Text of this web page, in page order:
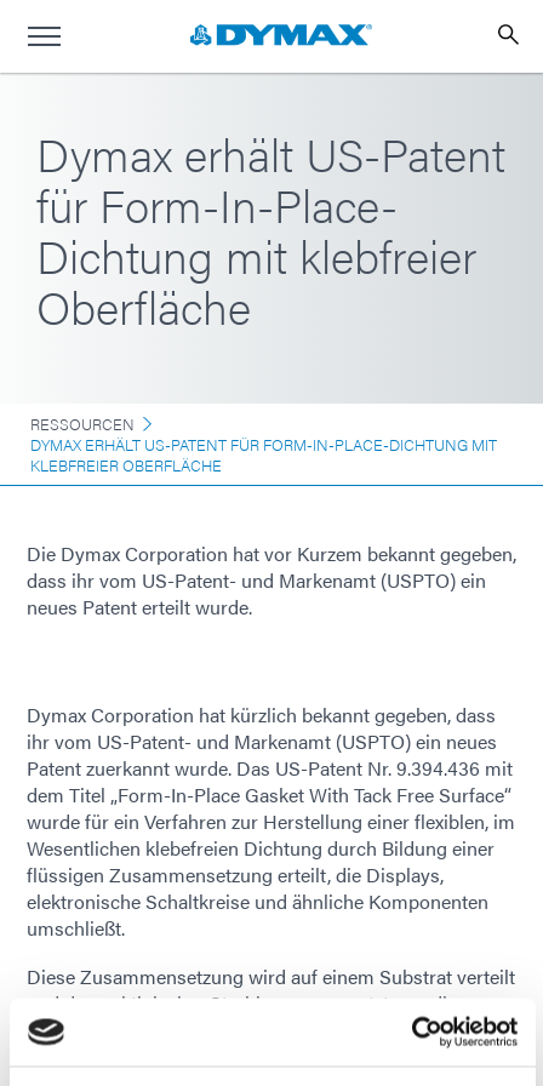
Dymax erhält US-Patent
für Form-In-Place-
Dichtung mit klebfreier
Oberfläche
RESSOURCEN
DYMAX ERHÄLT US-PATENT FÜR FORM-IN-PLACE-DICHTUNG MIT
KLEBFREIER OBERFLÄCHE
Die Dymax Corporation hat vor Kurzem bekannt gegeben,
dass ihr vom US-Patent- und Markenamt (USPTO) ein
neues Patent erteilt wurde.
Dymax Corporation hat kürzlich bekannt gegeben, dass
ihr vom US-Patent- und Markenamt (USPTO) ein neues
Patent zuerkannt wurde. Das US-Patent Nr. 9.394.436 mit
dem Titel „Form-In-Place Gasket With Tack Free Surface“
wurde für ein Verfahren zur Herstellung einer flexiblen, im
Wesentlichen klebefreien Dichtung durch Bildung einer
flüssigen Zusammensetzung erteilt, die Displays,
elektronische Schaltkreise und ähnliche Komponenten
umschließt.
Diese Zusammensetzung wird auf einem Substrat verteilt
und dann aktinischer Strahlung ausgesetzt, um die
flüssige Zusammensetzung zu einer flexiblen, im
Wesentlichen klebfreien Dichtung mit einer Shore-A-